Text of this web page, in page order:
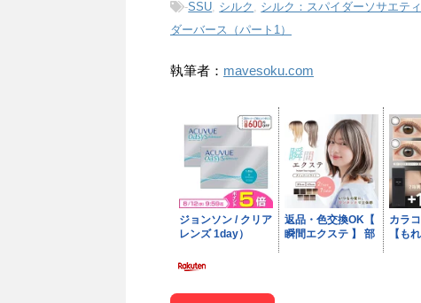
-SSU シルク シルク：スパイダーソサエティ
ダーバース（パート1）
執筆者： mavesoku.com